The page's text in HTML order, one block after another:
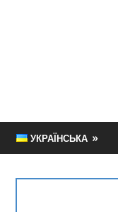
УКРАЇНСЬКА